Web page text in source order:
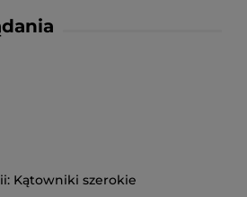
Kątowniki szerokie